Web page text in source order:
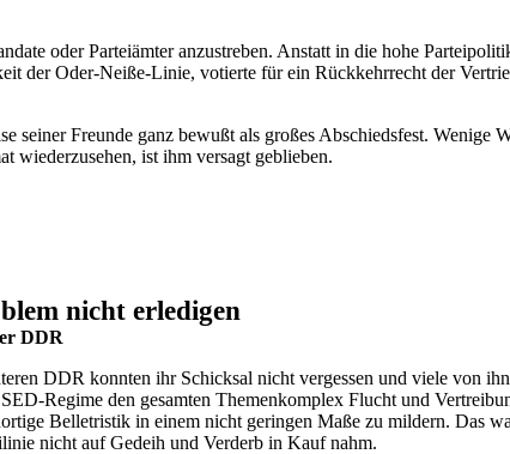
oder Parteiämter anzustreben. Anstatt in die hohe
der Oder-Neiße-Linie, votierte für ein Rückkehrrecht der
seiner Freunde ganz bewußt als großes Abschiedsfest. Wenige
wiederzusehen, ist ihm versagt geblieben.
nicht erledigen
DDR
DDR konnten ihr Schicksal nicht vergessen und viele von
Regime den gesamten Themenkomplex Flucht und
Belletristik in einem nicht geringen Maße zu mildern. Das
nicht auf Gedeih und Verderb in Kauf nahm.